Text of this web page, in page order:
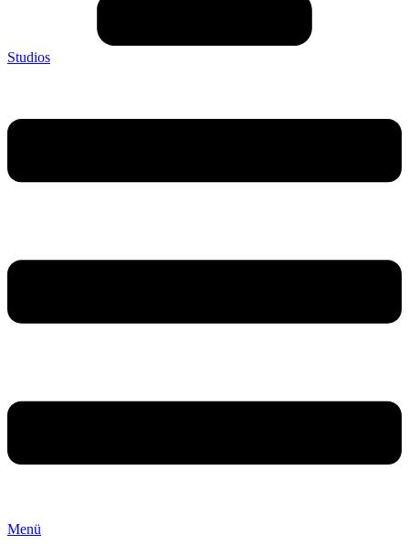
Studios
Menü